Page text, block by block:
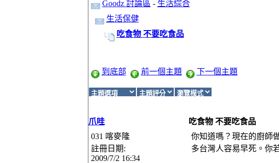
Goodz 討論區 - 生活綜合
生活保健
吃食物 不要吃食品
到底部 前一個主題 下一個主題
爪哇 吃食物 不要吃食品
031 喀麥隆
註冊日期:
2009/7/2 16:34
你知道嗎？現在的廚師
多台灣人容易早死。你